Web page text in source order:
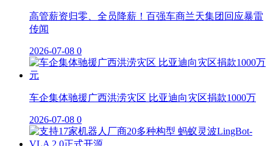
高管薪资归零、全员降薪！百强车商兰天集团回应暴雷
传闻
2026-07-08 0
车企集体驰援广西洪涝灾区 比亚迪向灾区捐款1000万
2026-07-08 0